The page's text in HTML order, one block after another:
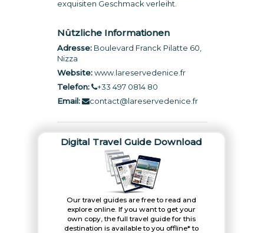
exquisiten Geschmack verleiht.
Nützliche Informationen
Adresse:Boulevard Franck Pilatte 60,
Nizza
Website: www.lareservedenice.fr
Telefon:
+33 497 0814 80
Email:
contact@lareservedenice.fr
Digital Travel Guide Download
Our travel guides are free to read and
explore online. If you want to get your
own copy, the full travel guide for this
destination is available to you offline* to